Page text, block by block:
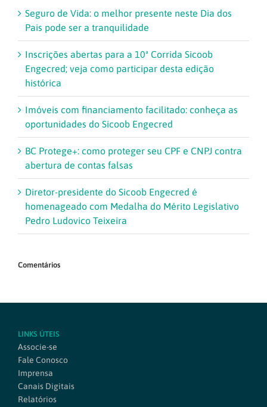
Seguro de Vida: o melhor presente neste Dia dos
Pais pode ser a tranquilidade
Inscrições abertas para a 10ª Corrida Sicoob
Engecred; veja como participar desta edição
histórica
Imóveis com financiamento facilitado: conheça as
oportunidades do Sicoob Engecred
BC Protege+: como proteger seu CPF e CNPJ contra
abertura de contas falsas
Diretor-presidente do Sicoob Engecred é
homenageado com Medalha do Mérito Legislativo
Pedro Ludovico Teixeira
Comentários
LINKS ÚTEIS
Associe-se
Fale Conosco
Imprensa
Canais Digitais
Relatórios